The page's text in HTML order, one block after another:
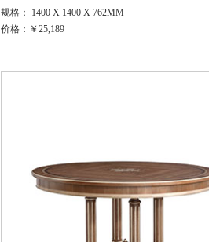
规格： 1400 X 1400 X 762MM
价格：￥25,189